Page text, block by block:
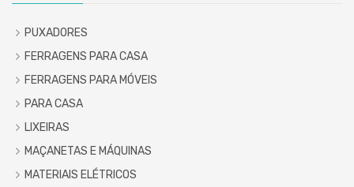
PUXADORES
FERRAGENS PARA CASA
FERRAGENS PARA MÓVEIS
PARA CASA
LIXEIRAS
MAÇANETAS E MÁQUINAS
MATERIAIS ELÉTRICOS